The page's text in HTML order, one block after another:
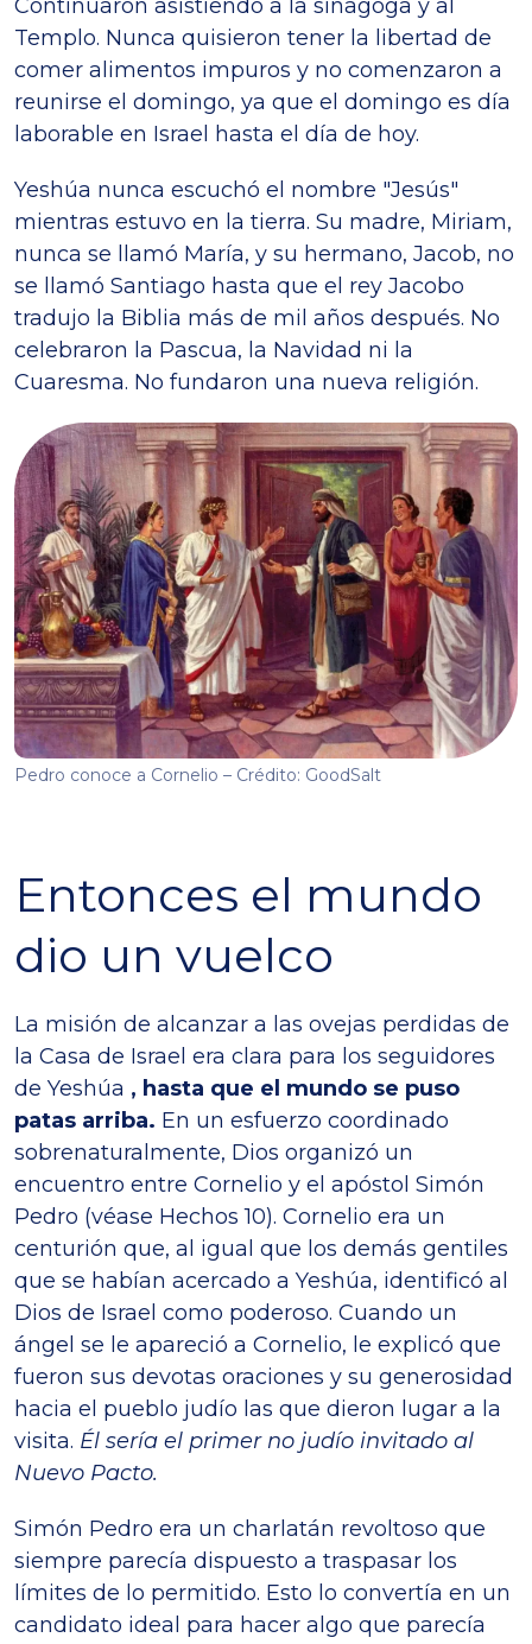
Continuaron asistiendo a la sinagoga y al
Templo. Nunca quisieron tener la libertad de
comer alimentos impuros y no comenzaron a
reunirse el domingo, ya que el domingo es día
laborable en Israel hasta el día de hoy.
Yeshúa nunca escuchó el nombre "Jesús"
mientras estuvo en la tierra. Su madre, Miriam,
nunca se llamó María, y su hermano, Jacob, no
se llamó Santiago hasta que el rey Jacobo
tradujo la Biblia más de mil años después. No
celebraron la Pascua, la Navidad ni la
Cuaresma. No fundaron una nueva religión.
Pedro conoce a Cornelio – Crédito: GoodSalt
Entonces el mundo
dio un vuelco
La misión de alcanzar a las ovejas perdidas de
la Casa de Israel era clara para los seguidores
de Yeshúa , hasta que el mundo se puso
patas arriba. En un esfuerzo coordinado
sobrenaturalmente, Dios organizó un
encuentro entre Cornelio y el apóstol Simón
Pedro (véase Hechos 10). Cornelio era un
centurión que, al igual que los demás gentiles
que se habían acercado a Yeshúa, identificó al
Dios de Israel como poderoso. Cuando un
ángel se le apareció a Cornelio, le explicó que
fueron sus devotas oraciones y su generosidad
hacia el pueblo judío las que dieron lugar a la
visita. Él sería el primer no judío invitado al
Nuevo Pacto.
Simón Pedro era un charlatán revoltoso que
siempre parecía dispuesto a traspasar los
límites de lo permitido. Esto lo convertía en un
candidato ideal para hacer algo que parecía